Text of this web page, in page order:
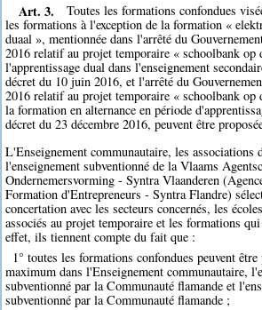
Art. 3.
Toutes les formations confondues
les formations à l'exception de la formation «
duaal », mentionnée dans l'arrêté du
2016 relatif au projet temporaire « schoolbank
l'apprentissage dual dans l'enseignement
décret du 10 juin 2016, et l'arrêté du
2016 relatif au projet temporaire « schoolbank op
la formation en alternance en période
décret du 23 décembre 2016, peuvent être
L'Enseignement communautaire, les associations
l'enseignement subventionné de la Vlaams
Ondernemersvorming - Syntra Vlaanderen
Formation d'Entrepreneurs - Syntra Flandre)
concertation avec les secteurs concernés, les
associés au projet temporaire et les formations
effet, ils tiennent compte du fait que :
1° toutes les formations confondues peuvent
maximum dans l'Enseignement communautaire,
subventionné par la Communauté flamande et
subventionné par la Communauté flamande ;